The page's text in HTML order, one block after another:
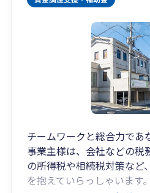
チームワークと総合力であ
事業主様は、会社などの税
の所得税や相続税対策など
を抱えていらっしゃいます